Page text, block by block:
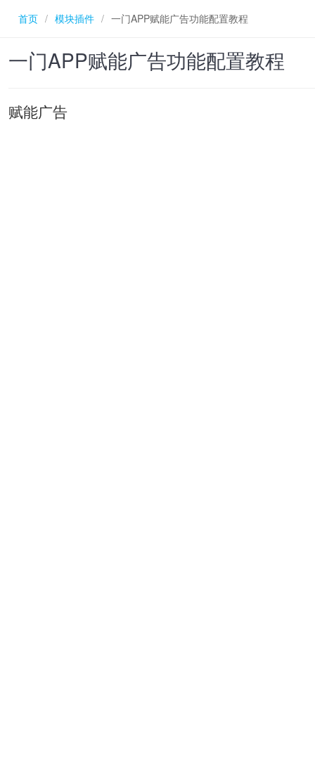
首页 / 模块插件 / 一门APP赋能广告功能配置教程
一门APP赋能广告功能配置教程
赋能广告